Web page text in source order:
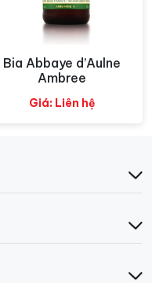
Xem nhanh
Bia Abbaye d’Aulne
Ambree
Giá: Liên hệ